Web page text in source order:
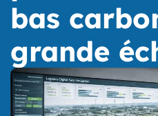
bas
grande